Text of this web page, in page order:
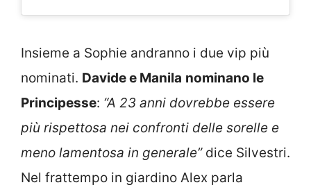
Insieme a Sophie andranno i due vip più
nominati. Davide e Manila nominano le
Principesse: “A 23 anni dovrebbe essere
più rispettosa nei confronti delle sorelle e
meno lamentosa in generale”dice Silvestri.
Nel frattempo in giardino Alex parla